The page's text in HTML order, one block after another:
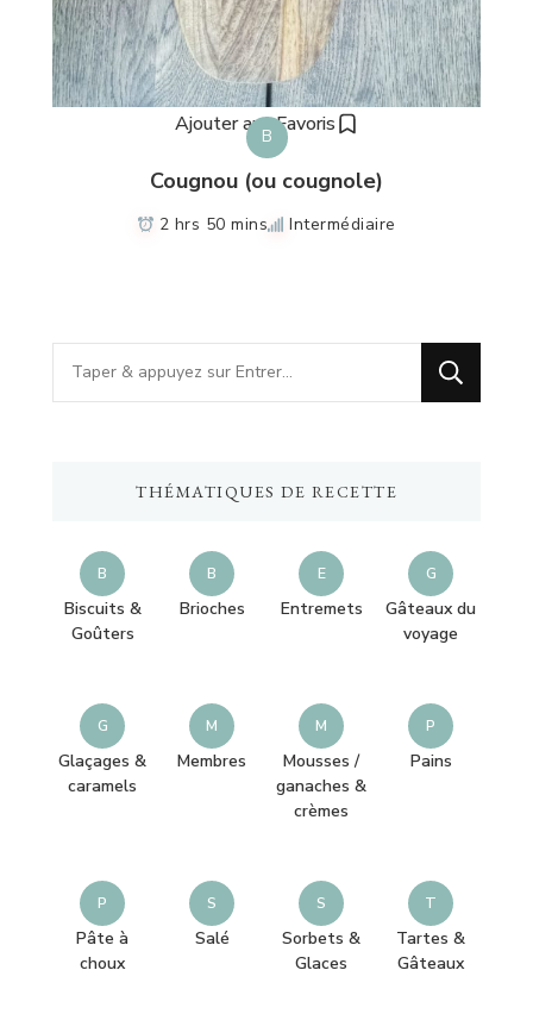
Ajouter aux Favoris
B
Cougnou (ou cougnole)
2 hrs 50 mins Intermédiaire
Vous
recherchiez
THÉMATIQUES DE RECETTE
B
Biscuits &
Goûters
B
Brioches
E
Entremets
G
Gâteaux du
voyage
G
Glaçages &
caramels
M
Membres
M
Mousses /
ganaches &
crèmes
P
Pains
P
Pâte à
choux
S
Salé
S
Sorbets &
Glaces
T
Tartes &
Gâteaux